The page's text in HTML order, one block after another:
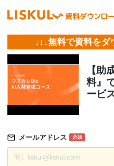
↓↓↓無料で資料をダ
【助
料』
ービ
メールアドレス 必須